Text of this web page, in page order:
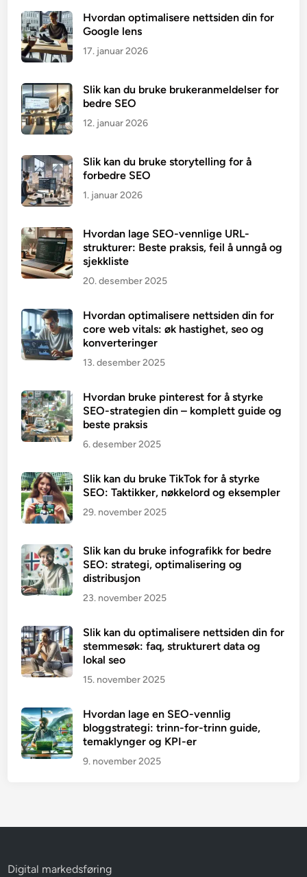
Hvordan optimalisere nettsiden din for
Google lens
17. januar 2026
Slik kan du bruke brukeranmeldelser for
bedre SEO
12. januar 2026
Slik kan du bruke storytelling for å
forbedre SEO
1. januar 2026
Hvordan lage SEO-vennlige URL-
strukturer: Beste praksis, feil å unngå og
sjekkliste
20. desember 2025
Hvordan optimalisere nettsiden din for
core web vitals: øk hastighet, seo og
konverteringer
13. desember 2025
Hvordan bruke pinterest for å styrke
SEO-strategien din – komplett guide og
beste praksis
6. desember 2025
Slik kan du bruke TikTok for å styrke
SEO: Taktikker, nøkkelord og eksempler
29. november 2025
Slik kan du bruke infografikk for bedre
SEO: strategi, optimalisering og
distribusjon
23. november 2025
Slik kan du optimalisere nettsiden din for
stemmesøk: faq, strukturert data og
lokal seo
15. november 2025
Hvordan lage en SEO-vennlig
bloggstrategi: trinn-for-trinn guide,
temaklynger og KPI-er
9. november 2025
Digital markedsføring